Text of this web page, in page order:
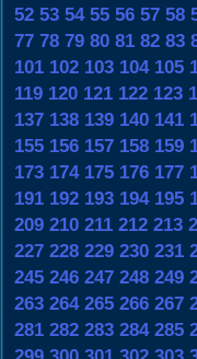
52 53 54 55 56 57 58
77 78 79 80 81 82 83
101 102 103 104 105
119 120 121 122 123
137 138 139 140 141
155 156 157 158 159
173 174 175 176 177
191 192 193 194 195
209 210 211 212 213
227 228 229 230 231
245 246 247 248 249
263 264 265 266 267
281 282 283 284 285